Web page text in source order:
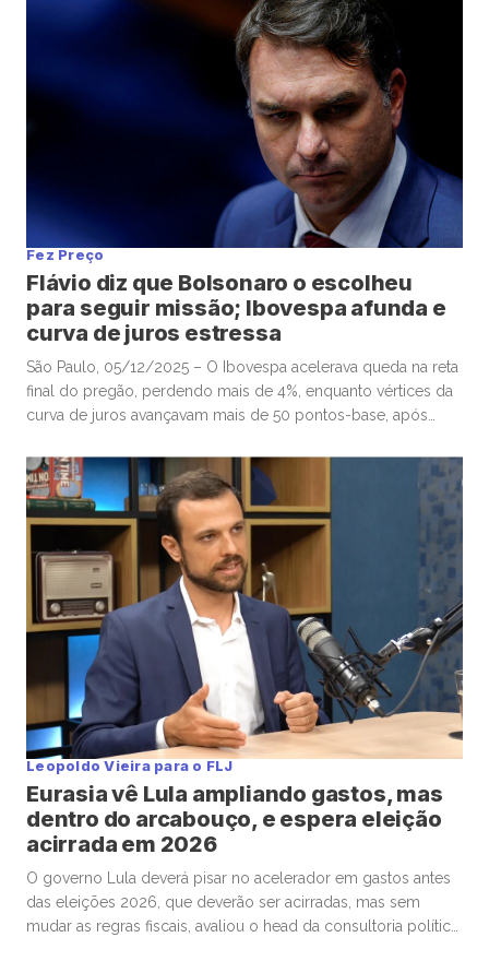
um indicado anterior do […]
Fez Preço
Flávio diz que Bolsonaro o escolheu
para seguir missão; Ibovespa afunda e
curva de juros estressa
São Paulo, 05/12/2025 – O Ibovespa acelerava queda na reta
final do pregão, perdendo mais de 4%, enquanto vértices da
curva de juros avançavam mais de 50 pontos-base, após
Jair Bolsonaro o escolheu para seguir missão. Por volta das
16h, o Ibovespa recuava 4,01%, aos 157.604 pontos, […]
Leopoldo Vieira para o FLJ
Eurasia vê Lula ampliando gastos, mas
dentro do arcabouço, e espera eleição
acirrada em 2026
O governo Lula deverá pisar no acelerador em gastos antes
das eleições 2026, que deverão ser acirradas, mas sem
mudar as regras fiscais, avaliou o head da consultoria política